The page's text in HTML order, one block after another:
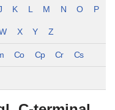
K L M N O P
X Y Z
Co Cp Cr Cs